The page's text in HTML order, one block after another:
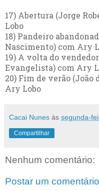
17) Abertura (Jorge
Lobo
18) Pandeiro
Nascimento) com Ary
19) A volta do
Evangelista) com Ary
20) Fim de verão (João
Ary Lobo
Cacai Nunes às segunda-
Compartilhar
Nenhum comentário:
Postar um comentário